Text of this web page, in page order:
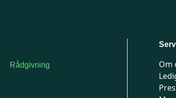
Rådgivning
Om